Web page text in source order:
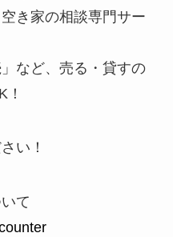
き家の相談専門サー
など、売る・貸すの
い！
て